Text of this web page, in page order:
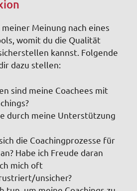
Meinung nach eines
womit du die Qualität
kannst. Folgende
dazu stellen:
sind meine Coachees mit
durch meine Unterstützung
die Coachingprozesse für
Habe ich Freude daran
mich oft
unsicher?